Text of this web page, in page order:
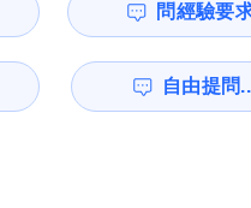
問經驗要
自由提問